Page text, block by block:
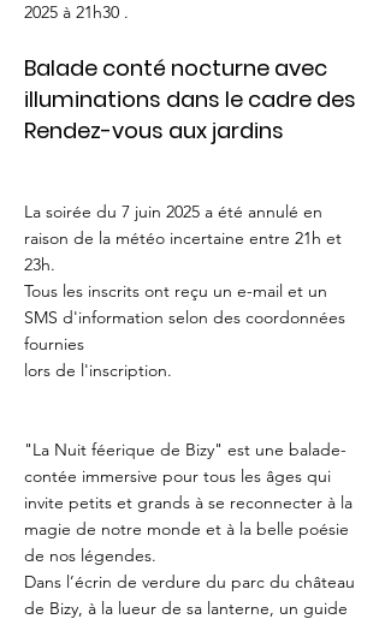
2025 à 21h30 .
Balade conté nocturne avec
illuminations dans le cadre des
Rendez-vous aux jardins
La soirée du 7 juin 2025 a été annulé en
raison de la météo incertaine entre 21h et
23h.
Tous les inscrits ont reçu un e-mail et un
SMS d'information selon des coordonnées
fournies
lors de l'inscription.
"La Nuit féerique de Bizy" est une balade-
contée immersive pour tous les âges qui
invite petits et grands à se reconnecter à la
magie de notre monde et à la belle poésie
de nos légendes.
Dans l’écrin de verdure du parc du château
de Bizy, à la lueur de sa lanterne, un guide